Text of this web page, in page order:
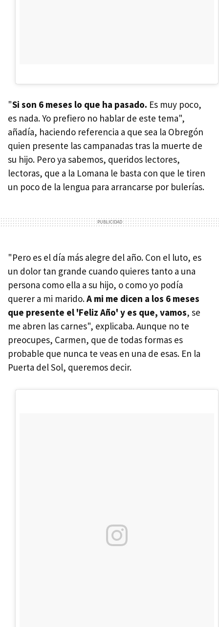
"Si son 6 meses lo que ha pasado. Es muy poco,
es nada. Yo prefiero no hablar de este tema",
añadía, haciendo referencia a que sea la Obregón
quien presente las campanadas tras la muerte de
su hijo. Pero ya sabemos, queridos lectores,
lectoras, que a la Lomana le basta con que le tiren
un poco de la lengua para arrancarse por bulerías.
"Pero es el día más alegre del año. Con el luto, es
un dolor tan grande cuando quieres tanto a una
persona como ella a su hijo, o como yo podía
querer a mi marido.A mi me dicen a los 6 meses
que presente el 'Feliz Año' y es que, vamos, se
me abren las carnes", explicaba. Aunque no te
preocupes, Carmen, que de todas formas es
probable que nunca te veas en una de esas. En la
Puerta del Sol, queremos decir.